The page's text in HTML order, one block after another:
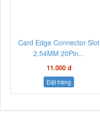
Card Edge Connector Slot
2.54MM 20Pin...
11.000 đ
Đặt hàng